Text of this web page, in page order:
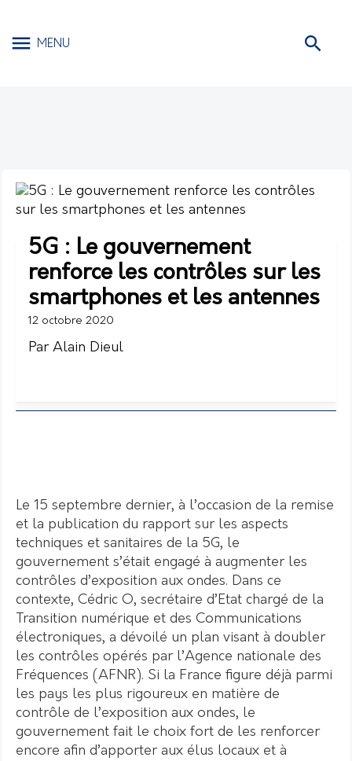
MENU
5G : Le gouvernement
renforce les contrôles sur les
smartphones et les antennes
12 octobre 2020
Par Alain Dieul
Le 15 septembre dernier, à l’occasion de la remise
et la publication du rapport sur les aspects
techniques et sanitaires de la 5G, le
gouvernement s’était engagé à augmenter les
contrôles d’exposition aux ondes. Dans ce
contexte, Cédric O, secrétaire d’Etat chargé de la
Transition numérique et des Communications
électroniques, a dévoilé un plan visant à doubler
les contrôles opérés par l’Agence nationale des
Fréquences (AFNR). Si la France figure déjà parmi
les pays les plus rigoureux en matière de
contrôle de l’exposition aux ondes, le
gouvernement fait le choix fort de les renforcer
encore afin d’apporter aux élus locaux et à